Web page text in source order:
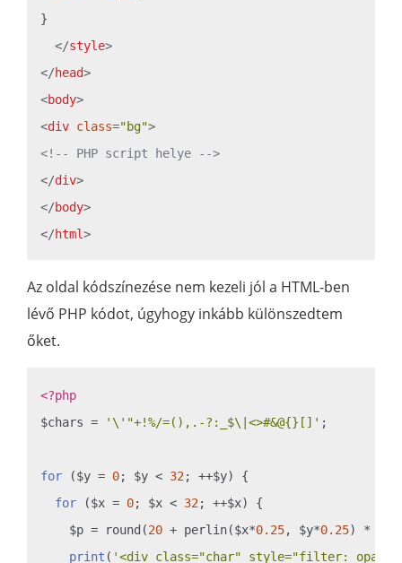
}
</style>
</head>
<body>
<div class="bg">
<!-- PHP script helye -->
</div>
</body>
</html>
Az oldal kódszínezése nem kezeli jól a HTML-ben
lévő PHP kódot, úgyhogy inkább különszedtem
őket.
<?php
$chars =
'\'"+!%/=(),.-?:_$\|<>#&@{}[]' ;
for ($y = 0; $y < 32; ++$y) {
for ($x = 0; $x < 32; ++$x) {
    $p = round(
20 + perlin($x*0.25, $y*0.25) *
print ( '<div class="char" style="filter: